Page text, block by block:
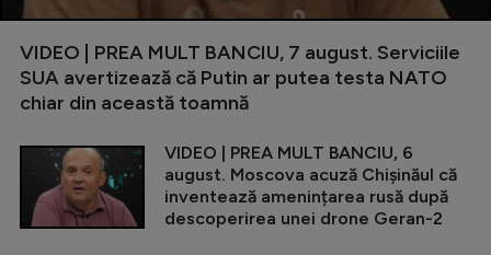
VIDEO | PREA MULT BANCIU, 7 august. Serviciile
SUA avertizează că Putin ar putea testa NATO
chiar din această toamnă
VIDEO | PREA MULT BANCIU, 6
august. Moscova acuză Chișinăul că
inventează amenințarea rusă după
descoperirea unei drone Geran-2